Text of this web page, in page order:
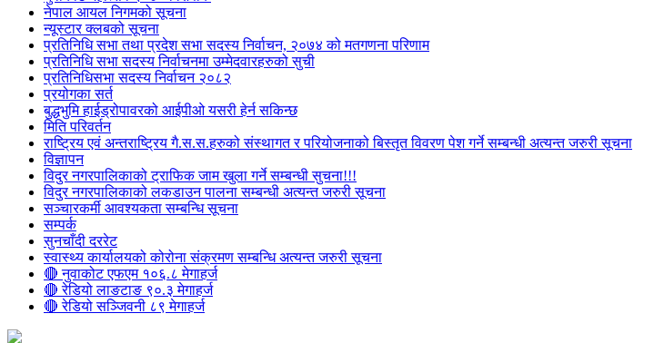
नेपाल आयल निगमको सूचना
न्यूस्टार क्लबको सूचना
प्रतिनिधि सभा तथा प्रदेश सभा सदस्य निर्वाचन, २०७४ को मतगणना परिणाम
प्रतिनिधि सभा सदस्य निर्वाचनमा उम्मेदवारहरुको सुची
प्रतिनिधिसभा सदस्य निर्वाचन २०८२
प्रयोगका सर्त
बुद्धभुमि हाईड्रोपावरको आईपीओ यसरी हेर्न सकिन्छ
मिति परिवर्तन
राष्ट्रिय एवं अन्तराष्ट्रिय गै.स.स.हरुको संस्थागत र परियोजनाको बिस्तृत विवरण पेश गर्ने सम्बन्धी अत्यन्त जरुरी सूचना
विज्ञापन
विदुर नगरपालिकाको ट्राफिक जाम खुला गर्ने सम्बन्धी सुचना!!!
विदुर नगरपालिकाको लकडाउन पालना सम्बन्धी अत्यन्त जरुरी सूचना
सञ्चारकर्मी आवश्यकता सम्बन्धि सूचना
सम्पर्क
सुनचाँदी दररेट
स्वास्थ्य कार्यालयको कोरोना संक्रमण सम्बन्धि अत्यन्त जरुरी सूचना
🔴 नुवाकोट एफएम १०६.८ मेगाहर्ज
🔴 रेडियो लाङटाङ ९०.३ मेगाहर्ज
🔴 रेडियो सञ्जिवनी ८९ मेगाहर्ज